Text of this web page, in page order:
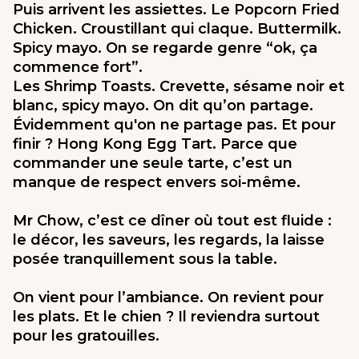
Puis arrivent les assiettes. Le Popcorn Fried
Chicken. Croustillant qui claque. Buttermilk.
Spicy mayo. On se regarde genre “ok, ça
commence fort”.
Les Shrimp Toasts. Crevette, sésame noir et
blanc, spicy mayo. On dit qu’on partage.
Évidemment qu'on ne partage pas. Et pour
finir ? Hong Kong Egg Tart. Parce que
commander une seule tarte, c’est un
manque de respect envers soi-même.
Mr Chow, c’est ce dîner où tout est fluide :
le décor, les saveurs, les regards, la laisse
posée tranquillement sous la table.
On vient pour l’ambiance. On revient pour
les plats. Et le chien ? Il reviendra surtout
pour les gratouilles.